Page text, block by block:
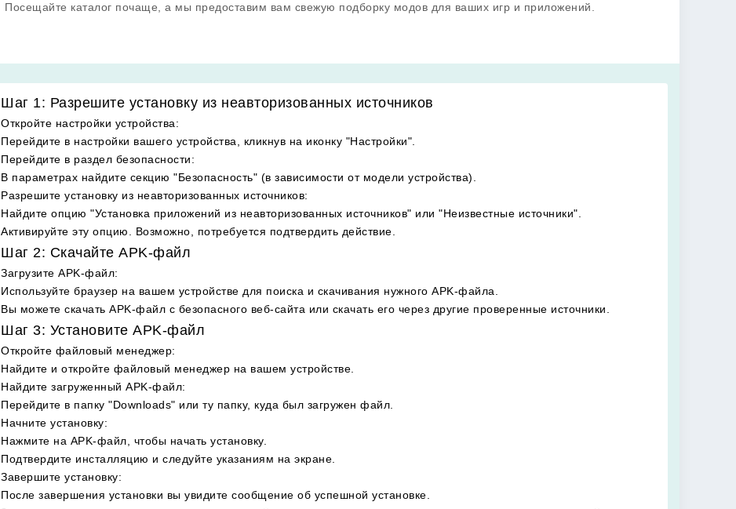
Посещайте каталог почаще, а мы предоставим вам свежую подборку модов для ваших игр и приложений.
Шаг 1: Разрешите установку из неавторизованных источников
Откройте настройки устройства:
Перейдите в настройки вашего устройства, кликнув на иконку "Настройки".
Перейдите в раздел безопасности:
В параметрах найдите секцию "Безопасность" (в зависимости от модели устройства).
Разрешите установку из неавторизованных источников:
Найдите опцию "Установка приложений из неавторизованных источников" или "Неизвестные источники".
Активируйте эту опцию. Возможно, потребуется подтвердить действие.
Шаг 2: Скачайте APK-файл
Загрузите APK-файл:
Используйте браузер на вашем устройстве для поиска и скачивания нужного APK-файла.
Вы можете скачать APK-файл с безопасного веб-сайта или скачать его через другие проверенные источники.
Шаг 3: Установите APK-файл
Откройте файловый менеджер:
Найдите и откройте файловый менеджер на вашем устройстве.
Найдите загруженный APK-файл:
Перейдите в папку "Downloads" или ту папку, куда был загружен файл.
Начните установку:
Нажмите на APK-файл, чтобы начать установку.
Подтвердите инсталляцию и следуйте указаниям на экране.
Завершите установку:
После завершения установки вы увидите сообщение об успешной установке.